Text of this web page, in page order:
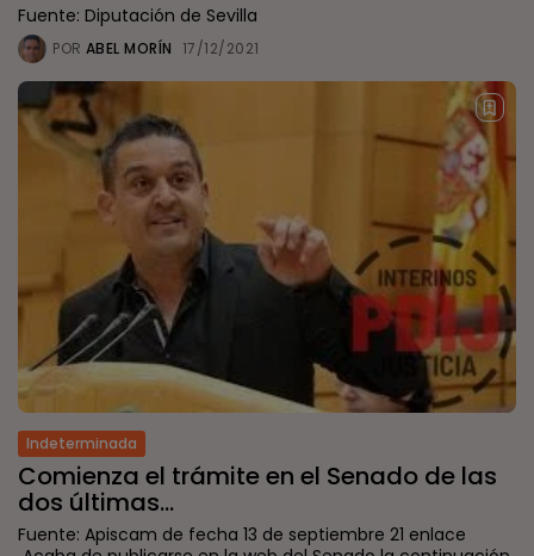
Fuente: Diputación de Sevilla
POR ABEL MORÍN 17/12/2021
Indeterminada
Comienza el trámite en el Senado de las
dos últimas...
Fuente: Apiscam de fecha 13 de septiembre 21 enlace